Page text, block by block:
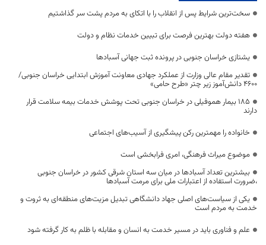
سخت‌ترین شرایط پس از انقلاب را با اتکای به مردم پشت سر گذاشتیم
هفته دولت بهترین فرصت برای تبیین خدمات نظام و دولت
یشتازی خراسان جنوبی در پرونده ثبت جهانی آسبادها
تقدیر مقام عالی وزارت از عملکرد جهادی معاونت آموزش ابتدایی خراسان جنوبی/
۴۶۰۰ دانش‌آموز زیر چتر «طرح حامی»
۱۸۵ بیمار هموفیلی در خراسان جنوبی تحت پوشش خدمات بیمه سلامت قرار
دارند
خانواده را مهمترین رکن پیشگیری از آسیب‌های اجتماعی
موضوع میراث فرهنگی، امری فرابخشی است
بیشترین تعداد آسبادها در میان سه استان شرقی کشور در خراسان جنوبی
،ضرورت استفاده از اعتبارات ملی برای مرمت آسبادها
یکی از سیاست‌های اصلی جهاد دانشگاهی تبدیل مزیت‌های منطقه‌ای به ثروت و
خدمت به مردم است
علم و فناوری باید در مسیر خدمت به انسان و مقابله با ظلم به کار گرفته شود